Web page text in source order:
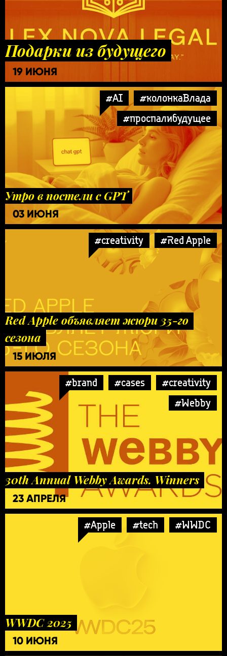
Подарки из будущего
19 ИЮНЯ
#AI
#колонкаВлада
#проспалибудущее
Утро в постели с GPT
03 ИЮНЯ
#creativity #Red Apple
Red Apple объявляет жюри 35-го
сезона
15 ИЮЛЯ
#brand #cases
#creativity
#Webby
30th Annual Webby Awards. Winners
23 АПРЕЛЯ
#Apple #tech #WWDC
WWDC 2025
10 ИЮНЯ